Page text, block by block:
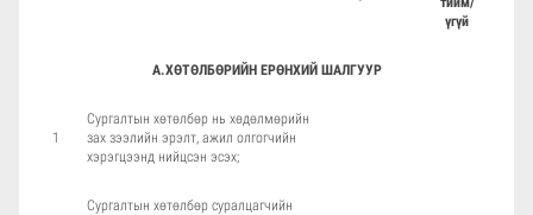
үгүй
А.ХӨТӨЛБӨРИЙН ЕРӨНХИЙ ШАЛГУУР
1
Сургалтын хөтөлбөр нь хөдөлмөрийн
зах зээлийн эрэлт, ажил олгогчийн
хэрэгцээнд нийцсэн эсэх;
Сургалтын хөтөлбөр суралцагчийн